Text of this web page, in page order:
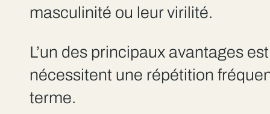
masculinité ou leur virilité.
L’un des principaux avantages
nécessitent une répétition
terme.